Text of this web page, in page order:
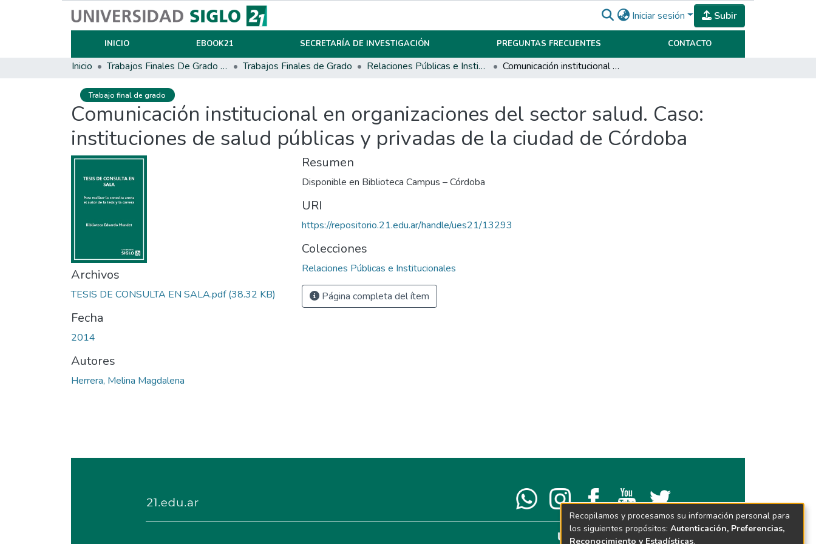
Iniciar sesión Subir
INICIO EBOOK21 SECRETARÍA DE INVESTIGACIÓN PREGUNTAS FRECUENTES CONTACTO
Inicio Trabajos Finales De Grado Y Posgrado Trabajos Finales de Grado Relaciones Públicas e Institucionales Comunicación institucional en organizaciones del sector salud. Caso: instituciones de salud públicas y privadas de la ciudad de Córdoba
Trabajo final de grado
Comunicación institucional en organizaciones del sector salud. Caso:
instituciones de salud públicas y privadas de la ciudad de Córdoba
Archivos
TESIS DE CONSULTA EN SALA.pdf(38.32 KB)
Fecha
2014
Autores
Herrera, Melina Magdalena
Resumen
Disponible en Biblioteca Campus – Córdoba
URI
https://repositorio.21.edu.ar/handle/ues21/13293
Colecciones
Relaciones Públicas e Institucionales
Página completa del ítem
Recopilamos y procesamos su información personal para
los siguientes propósitos: Autenticación, Preferencias,
Reconocimiento y Estadísticas.